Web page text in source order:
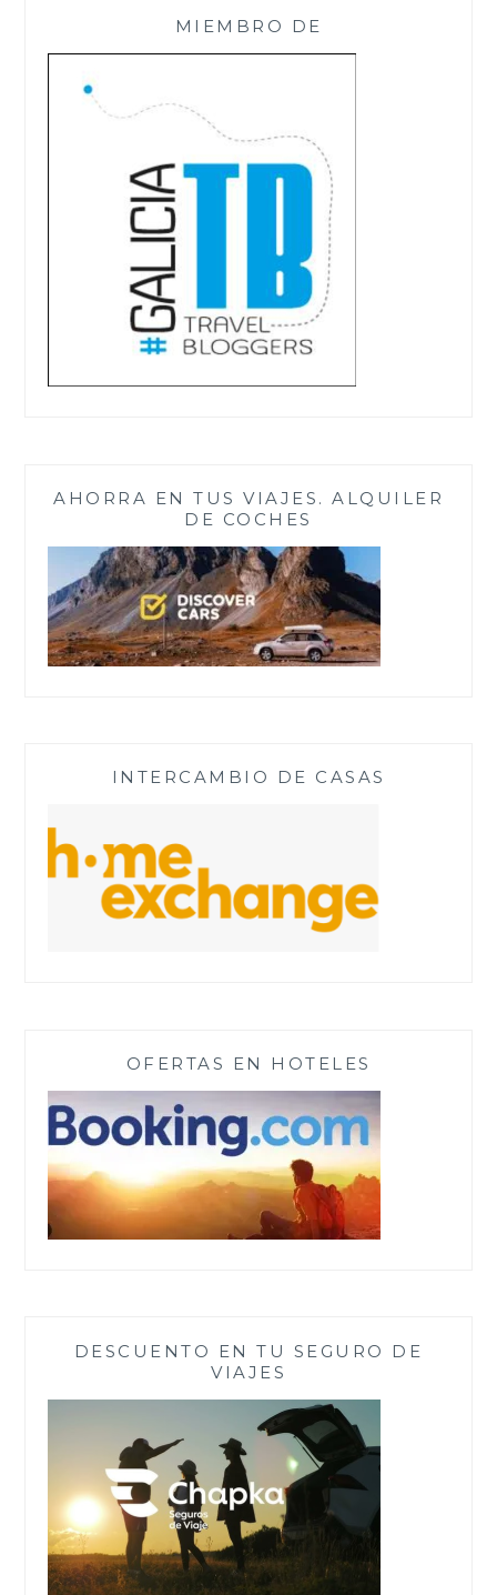
MIEMBRO DE
AHORRA EN TUS VIAJES. ALQUILER
DE COCHES
INTERCAMBIO DE CASAS
OFERTAS EN HOTELES
DESCUENTO EN TU SEGURO DE
VIAJES